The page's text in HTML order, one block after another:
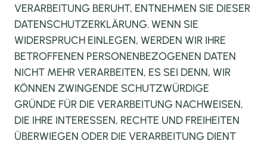
KÄSEREI
TEAM
VERARBEITUNG BERUHT, ENTNEHMEN SIE DIESER
DATENSCHUTZERKLÄRUNG. WENN SIE
WIDERSPRUCH EINLEGEN, WERDEN WIR IHRE
BETROFFENEN PERSONENBEZOGENEN DATEN
NICHT MEHR VERARBEITEN, ES SEI DENN, WIR
KÖNNEN ZWINGENDE SCHUTZWÜRDIGE
GRÜNDE FÜR DIE VERARBEITUNG NACHWEISEN,
DIE IHRE INTERESSEN, RECHTE UND FREIHEITEN
ÜBERWIEGEN ODER DIE VERARBEITUNG DIENT